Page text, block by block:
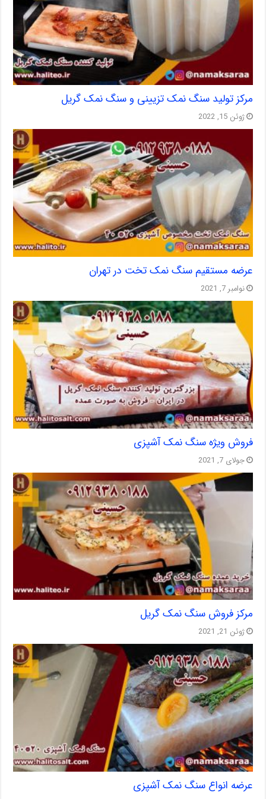
مرکز تولید سنگ نمک تزیینی و سنگ نمک گریل
ژوئن 15, 2022
عرضه مستقیم سنگ نمک تخت در تهران
نوامبر 7, 2021
فروش ویژه سنگ نمک آشپزی
جولای 7, 2021
مرکز فروش سنگ نمک گریل
ژوئن 21, 2021
عرضه انواع سنگ نمک آشپزی